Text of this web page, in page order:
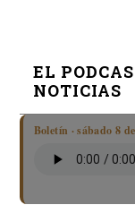
EL
NOTICIAS
Boletín · sábado 8